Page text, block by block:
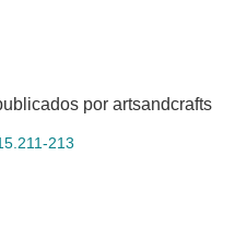
por artsandcrafts
213